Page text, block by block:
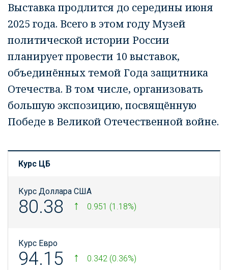
Выставка продлится до середины июня
2025 года. Всего в этом году Музей
политической истории России
планирует провести 10 выставок,
объединённых темой Года защитника
Отечества. В том числе, организовать
большую экспозицию, посвящённую
Победе в Великой Отечественной войне.
Курс ЦБ
Курс Доллара США
80.38 0.951 (1.18%)
Курс Евро
94.15 0.342 (0.36%)